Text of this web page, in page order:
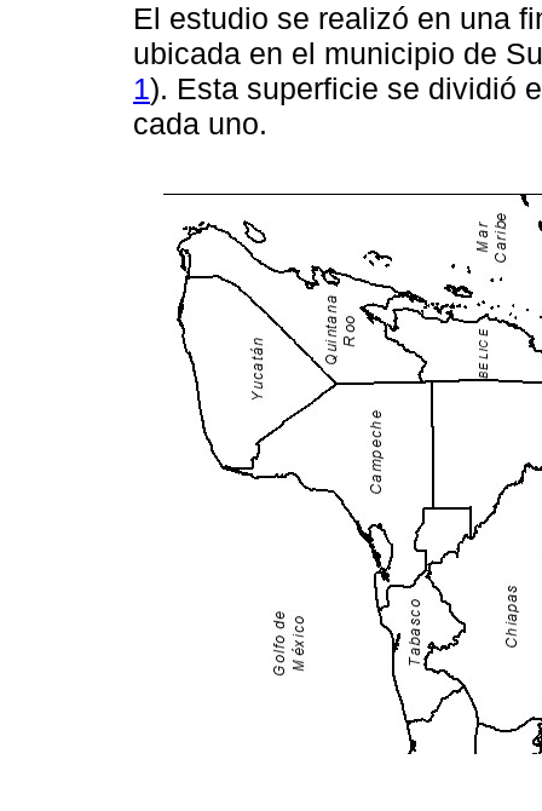
El estudio se realizó en una
ubicada en el municipio de
1). Esta superficie se dividió
cada uno.